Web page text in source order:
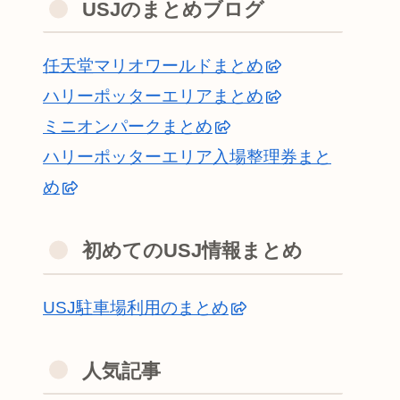
USJのまとめブログ
任天堂マリオワールドまとめ
ハリーポッターエリアまとめ
ミニオンパークまとめ
ハリーポッターエリア入場整理券まと
め
初めてのUSJ情報まとめ
USJ駐車場利用のまとめ
人気記事